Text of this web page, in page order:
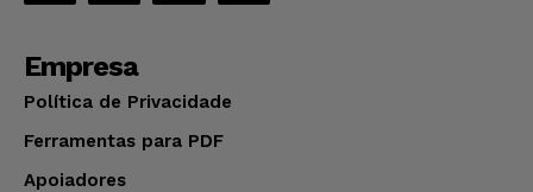
Empresa
Política de Privacidade
Ferramentas para PDF
Apoiadores